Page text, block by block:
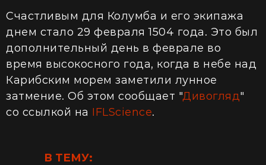
Счастливым для Колумба и его экипажа
днем стало 29 февраля 1504 года. Это был
дополнительный день в феврале во
время высокосного года, когда в небе над
Карибским морем заметили лунное
затмение. Об этом сообщает "Дивогляд"
со ссылкой на IFLScience.
В ТЕМУ: